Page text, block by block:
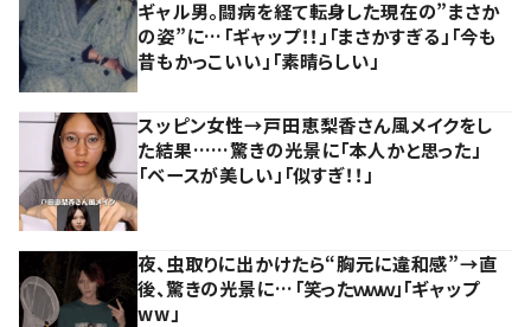
ギャル男。闘病を経て転身した現在の”まさか
の姿”に…「ギャップ！！」「まさかすぎる」「今も
昔もかっこいい」「素晴らしい」
スッピン女性→戸田恵梨香さん風メイクをし
た結果……驚きの光景に「本人かと思った」
「ベースが美しい」「似すぎ！！」
夜、虫取りに出かけたら“胸元に違和感”→直
後、驚きの光景に…「笑ったｗｗｗ」「ギャップ
ww」